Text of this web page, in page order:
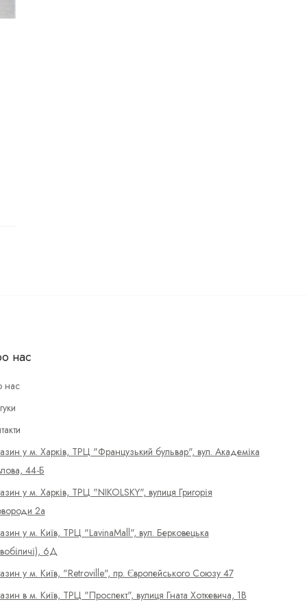
нас
нас
у м. Харків, ТРЦ "Французький бульвар", вул. Академіка
44-Б
у м. Харків, ТРЦ "NIKOLSKY", вулиця Григорія
2а
у м. Київ, ТРЦ "LavinaMall", вул. Берковецька
6Д
у м. Київ, "Retroville", пр. Європейського Союзу 47
в м. Київ, ТРЦ "Проспект", вулиця Гната Хоткевича, 1В